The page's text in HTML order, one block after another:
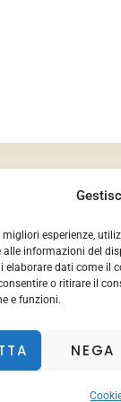
migliori esperienze,
alle informazioni del
elaborare dati come il
o ritirare il
e funzioni.
NEGA